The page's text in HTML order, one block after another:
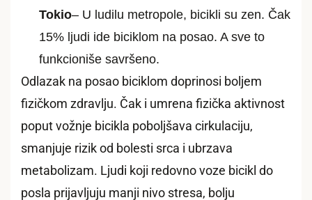
Tokio– U ludilu metropole, bicikli su zen. Čak
15% ljudi ide biciklom na posao. A sve to
funkcioniše savršeno.
Odlazak na posao biciklom doprinosi boljem
fizičkom zdravlju. Čak i umrena fizička aktivnost
poput vožnje bicikla poboljšava cirkulaciju,
smanjuje rizik od bolesti srca i ubrzava
metabolizam. Ljudi koji redovno voze bicikl do
posla prijavljuju manji nivo stresa, bolju